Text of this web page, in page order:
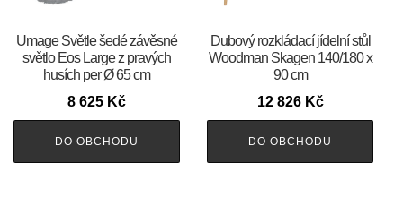
Umage Světle šedé závěsné
světlo Eos Large z pravých
husích per Ø 65 cm
8 625 Kč
DO OBCHODU
Dubový rozkládací jídelní stůl
Woodman Skagen 140/180 x
90 cm
12 826 Kč
DO OBCHODU